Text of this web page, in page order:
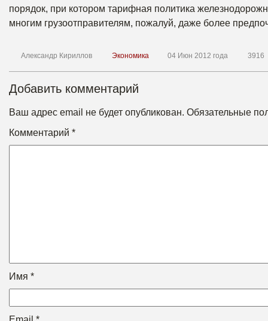
порядок, при котором тарифная политика
многим грузоотправителям, пожалуй, даже более
Александр Кириллов Экономика 04 Июн 2012 года 3916
Добавить комментарий
Ваш адрес email не будет опубликован. Обязательные
Комментарий *
Имя *